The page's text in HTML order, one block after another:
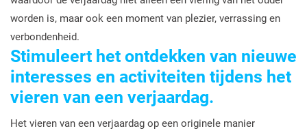
worden is, maar ook een moment van plezier, verrassing en
verbondenheid.
Stimuleert het ontdekken van nieuwe
interesses en activiteiten tijdens het
vieren van een verjaardag.
Het vieren van een verjaardag op een originele manier